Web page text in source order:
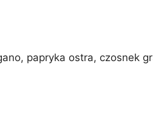
papryka ostra, czosnek